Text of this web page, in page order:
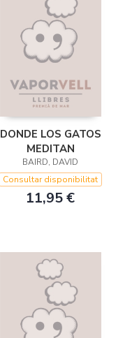
DONDE LOS GATOS
MEDITAN
BAIRD, DAVID
Consultar disponibilitat
11,95 €